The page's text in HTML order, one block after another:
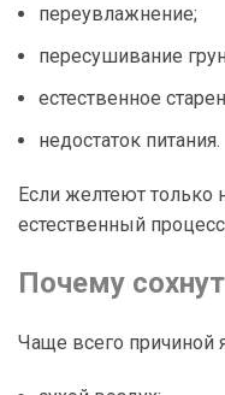
переувлажнение;
пересушивание
естественное
недостаток питания.
Если желтеют только
естественный
Почему
Чаще всего причиной